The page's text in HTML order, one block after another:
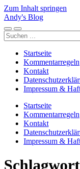
Zum Inhalt springen
Andy's Blog
Mobile-
Menü
Suchfeld
ein-/ausblenden
Suchen
nach:
Startseite
Kommentarregeln
Kontakt
Impressum &
Startseite
Kommentarregeln
Kontakt
Impressum &